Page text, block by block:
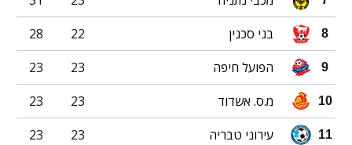
8 בני סכנין 22
28
9 הפועל חיפה 23
23
10 מ.ס. אשדוד 23
23
11 עירוני טבריה 23
23